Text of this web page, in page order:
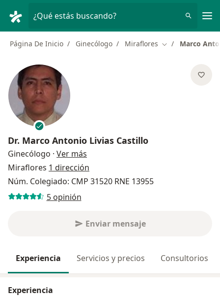
¿Qué estás buscando?
Página De Inicio Ginecólogo Miraflores Cambiar de
Marco
Dr. Marco Antonio Livias Castillo
Ginecólogo · Ver más
Miraflores 1 dirección
Núm. Colegiado: CMP 31520 RNE 13955
5 opinión
Enviar mensaje
Experiencia Servicios y precios Consultorios
Experiencia